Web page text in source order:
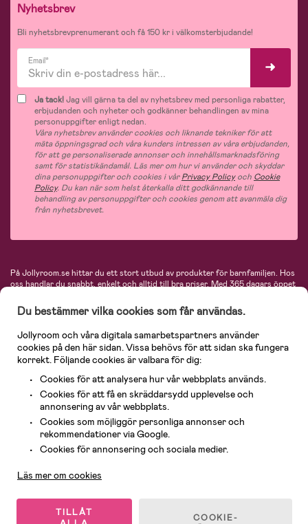
Nyhetsbrev
Bli nyhetsbrevprenumerant och få 150 kr i välkomsterbjudande!
Email*
Ja tack!Jag vill gärna ta del av nyhetsbrev med personliga rabatter,
erbjudanden och nyheter och godkänner behandlingen av mina
personuppgifter enligt nedan.
Våra nyhetsbrev använder cookies och liknande tekniker för att
mäta öppningsgrad och våra kunders intressen av våra erbjudanden,
för att ge personaliserade annonser och innehållsmarknadsföring
samt för statistikändamål. Läs mer om hur vi använder och skyddar
dina personuppgifter och cookies i vårPrivacy Policyoch Cookie
Policy. Du kan när som helst återkalla ditt godkännande till
behandling av personuppgifter och cookies genom att avanmäla dig
från nyhetsbrevet.
På Jollyroom.se hittar du ett stort utbud av produkter för barnfamiljen. Hos
oss handlar du snabbt, enkelt och alltid till bra priser. Med 365 dagars öppet
hos oss. I vårt sortiment hittar du barnvagnar, bilstolar, kläder för barn och
baby, produkter för mamman, massor av inspirerande inredning, leksaker,
varumärken så som Britax, Maxi-Cosi, Baby Jogger, BabyBjörn, Didriksons,
KidKraft, Ergobaby, Philips Avent, Neonate, Cybex, LEGO och många fler.
Välkommen in och kika runt i Nordens största barn- och babybutik på nätet!
© 2026 Jollyroom AB. Alla rättigheter reserverade.
Du bestämmer vilka cookies som får användas.
Jollyroom och våra digitala samarbetspartners använder
cookies på den här sidan. Vissa behövs för att sidan ska fungera
korrekt. Följande cookies är valbara för dig:
Cookies för att analysera hur vår webbplats används.
Cookies för att få en skräddarsydd upplevelse och
annonsering av vår webbplats.
Cookies som möjliggör personliga annonser och
rekommendationer via Google.
Cookies för annonsering och sociala medier.
Läs mer om cookies
TILLÅT
COOKIE-